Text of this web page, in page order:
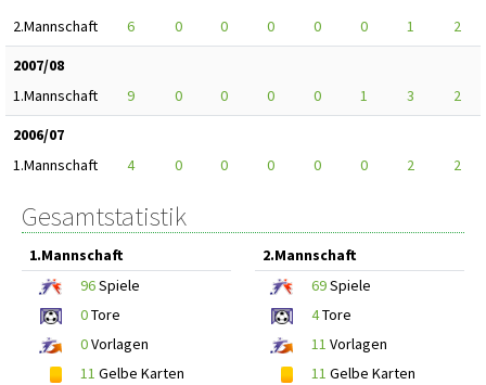
2.Mannschaft
6 0 0 0 0 0 1
2
2007/08
1.Mannschaft
9 0 0 0 0 1 3
2
2006/07
1.Mannschaft
4 0 0 0 0 0 2 2
Gesamtstatistik
1.Mannschaft
96Spiele
0Tore
0Vorlagen
11 Gelbe Karten
2.Mannschaft
69Spiele
4Tore
11 Vorlagen
11 Gelbe Karten